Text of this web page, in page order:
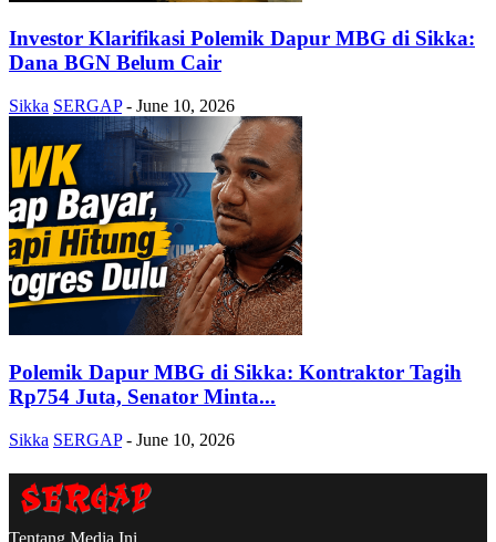
Investor Klarifikasi Polemik Dapur MBG di Sikka:
Dana BGN Belum Cair
Sikka SERGAP - June 10, 2026
Polemik Dapur MBG di Sikka: Kontraktor Tagih
Rp754 Juta, Senator Minta...
Sikka SERGAP - June 10, 2026
Tentang Media Ini